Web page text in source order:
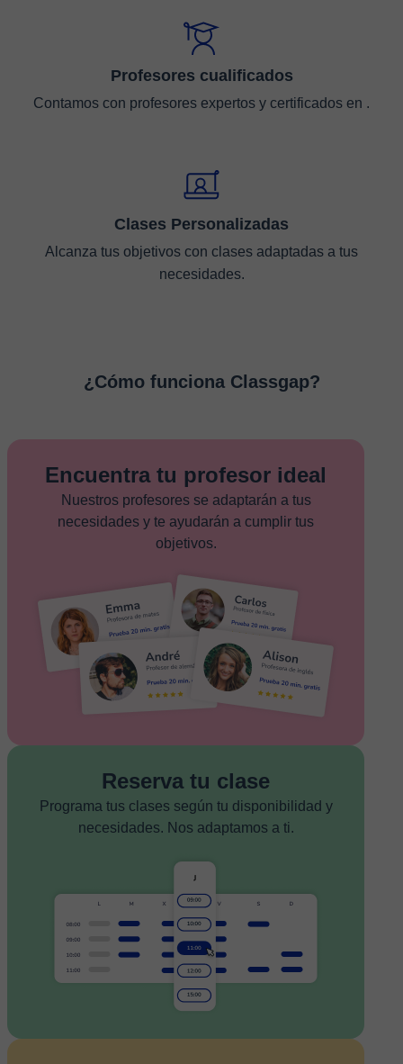
Profesores cualificados
Contamos con profesores expertos y certificados en .
Clases Personalizadas
Alcanza tus objetivos con clases adaptadas a tus
necesidades.
¿Cómo funciona Classgap?
Encuentra tu profesor ideal
Nuestros profesores se adaptarán a tus
necesidades y te ayudarán a cumplir tus
objetivos.
Reserva tu clase
Programa tus clases según tu disponibilidad y
necesidades. Nos adaptamos a ti.